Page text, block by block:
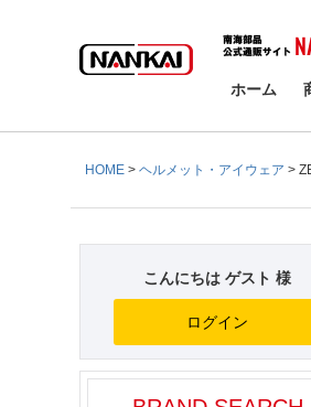
ホーム
HOME ヘルメット・アイウェア
こんにちは ゲスト 様
ログイン